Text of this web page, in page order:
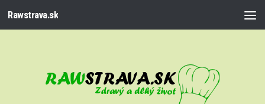
Preskočiť na obsah
Rawstrava.sk